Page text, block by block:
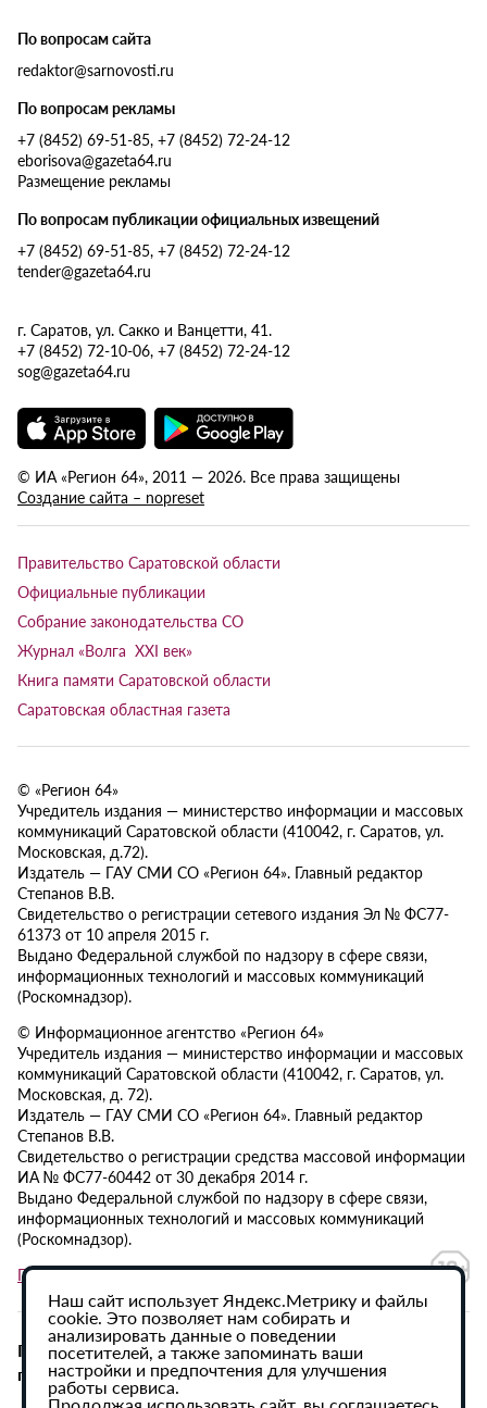
По вопросам сайта
redaktor@sarnovosti.ru
По вопросам рекламы
+7 (8452) 69-51-85, +7 (8452) 72-24-12
eborisova@gazeta64.ru
Размещение рекламы
По вопросам публикации официальных извещений
+7 (8452) 69-51-85, +7 (8452) 72-24-12
tender@gazeta64.ru
г. Саратов, ул. Сакко и Ванцетти, 41.
+7 (8452) 72-10-06, +7 (8452) 72-24-12
sog@gazeta64.ru
© ИА «Регион 64», 2011 — 2026. Все права защищены
Создание сайта – nopreset
Правительство Саратовской области
Официальные публикации
Собрание законодательства СО
Журнал «Волга XXI век»
Книга памяти Саратовской области
Саратовская областная газета
© «Регион 64»
Учредитель издания — министерство информации и массовых
коммуникаций Саратовской области (410042, г. Саратов, ул.
Московская, д.72).
Издатель — ГАУ СМИ СО «Регион 64». Главный редактор
Степанов В.В.
Свидетельство о регистрации сетевого издания Эл № ФС77-
61373 от 10 апреля 2015 г.
Выдано Федеральной службой по надзору в сфере связи,
информационных технологий и массовых коммуникаций
(Роскомнадзор).
© Информационное агентство «Регион 64»
Учредитель издания — министерство информации и массовых
коммуникаций Саратовской области (410042, г. Саратов, ул.
Московская, д. 72).
Издатель — ГАУ СМИ СО «Регион 64». Главный редактор
Степанов В.В.
Свидетельство о регистрации средства массовой информации
ИА № ФС77-60442 от 30 декабря 2014 г.
Выдано Федеральной службой по надзору в сфере связи,
информационных технологий и массовых коммуникаций
(Роскомнадзор).
Политика в отношении обработки персональных данных
При использовании материалов сайта активная
гиперссылка на ИА «Регион 64» обязательна.
Наш сайт использует Яндекс.Метрику и файлы
cookie. Это позволяет нам собирать и
анализировать данные о поведении
посетителей, а также запоминать ваши
настройки и предпочтения для улучшения
работы сервиса.